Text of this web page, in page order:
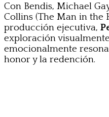
Con Bendis, Michael
Collins (The Man in the
producción ejecutiva,
exploración
emocionalmente
honor y la redención.